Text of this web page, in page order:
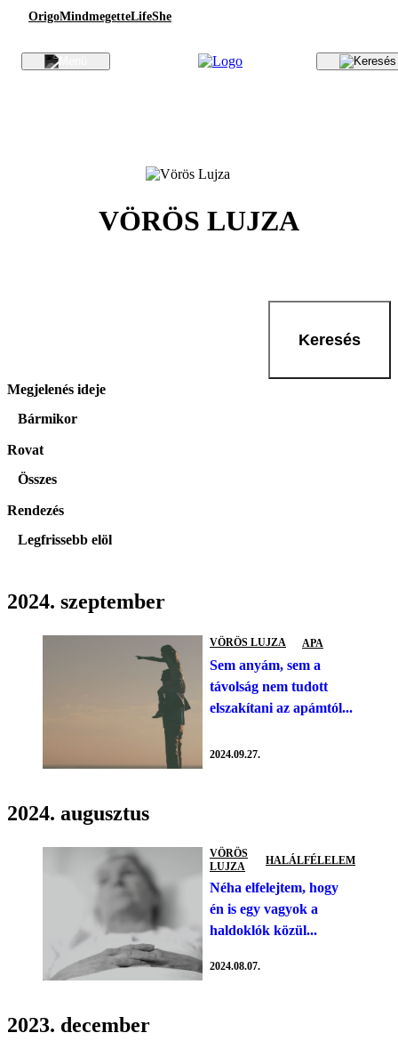
OrigoMindmegetteLifeShe
VÖRÖS LUJZA
Keresés
Megjelenés ideje
Bármikor
Rovat
Összes
Rendezés
Legfrissebb elöl
2024. szeptember
VÖRÖS LUJZA APA
Sem anyám, sem a
távolság nem tudott
elszakítani az apámtól...
2024.09.27.
2024. augusztus
VÖRÖS
LUJZA
HALÁLFÉLELEM
Néha elfelejtem, hogy
én is egy vagyok a
haldoklók közül...
2024.08.07.
2023. december